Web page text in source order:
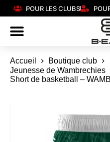
POUR LES CLUBS
Accueil
Boutique club
Jeunesse de Wambrechies
Short de basketball –